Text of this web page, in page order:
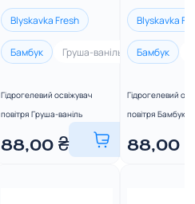
Blyskavka Fresh
Бамбук Груша-ваніль Полуниця
Гідрогелевий освіжувач
повітря Груша-ваніль
88,00₴
Blyskavka
Бамбук
Гідрогелевий
повітря Бамбук
88,00